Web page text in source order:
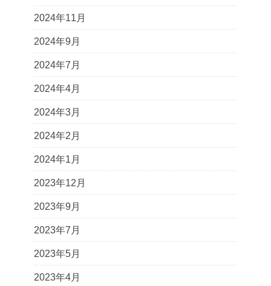
2024年11月
2024年9月
2024年7月
2024年4月
2024年3月
2024年2月
2024年1月
2023年12月
2023年9月
2023年7月
2023年5月
2023年4月